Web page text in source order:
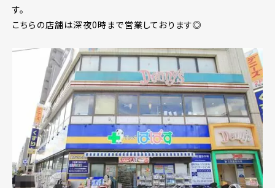
す。
こちらの店舗は深夜0時まで営業しております◎